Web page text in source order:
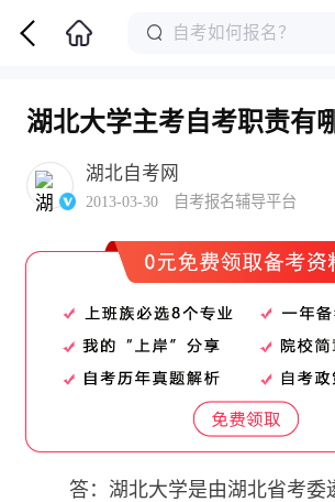
湖北大学主考自考职责有
湖北自考网
2013-03-30 自考报名辅导平台
答：湖北大学是由湖北省考委